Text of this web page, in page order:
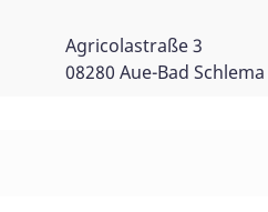
Agricolastraße 3
08280 Aue-Bad Schlema